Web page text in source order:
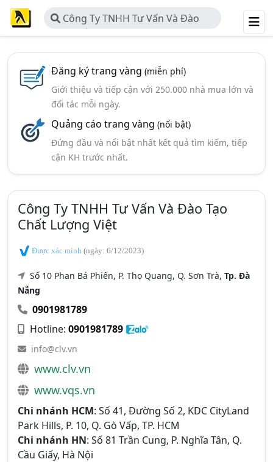
Công Ty TNHH Tư Vấn Và Đào
Tạo Chất Lượng Việt
Đăng ký trang vàng (miễn phí)
Giới thiệu và tiếp cận với 250.000 nhà mua lớn và
đối tác mỗi ngày.
Quảng cáo trang vàng (nổi bật)
Đứng đầu và nổi bật nhất kết quả tìm kiếm, tiếp
cận KH trước nhất.
Công Ty TNHH Tư Vấn Và Đào Tạo
Chất Lượng Việt
Được xác minh (ngày: 6/12/2023)
Số 10 Phan Bá Phiến, P. Thọ Quang, Q. Sơn Trà, Tp. Đà
Nẵng
0901981789
Hotline: 0901981789
info@clv.vn
www.clv.vn
www.vqs.vn
Chi nhánh HCM: Số 41, Đường Số 2, KDC CityLand
Park Hills, P. 10, Q. Gò Vấp, TP. HCM
Chi nhánh HN: Số 81 Trần Cung, P. Nghĩa Tân, Q.
Cầu Giấy, Hà Nội